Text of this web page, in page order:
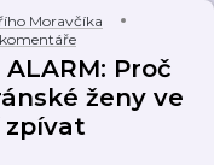
Moravčíka
ALARM: Proč
ženy ve
zpívat